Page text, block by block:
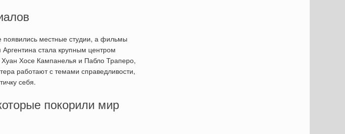
появились местные студии, а фильмы
стала крупным центром
Хосе Кампанелья и Пабло Траперо,
работают с темами справедливости,
себя.
покорили мир